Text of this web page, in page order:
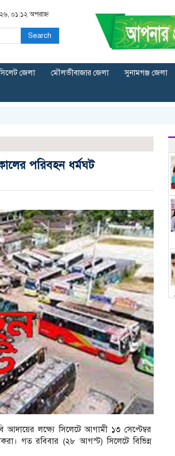
০১:১২ অপরাহ্ন
Search
জেলা মৌলভীবাজার জেলা সুনামগঞ্জ জেলা
পরিবহন ধর্মঘট
আদায়ের লক্ষ্যে সিলেটে আগামী ১৩ সেপ্টেম্বর
গত রবিবার (২৮ আগস্ট) সিলেটে বিভিন্ন